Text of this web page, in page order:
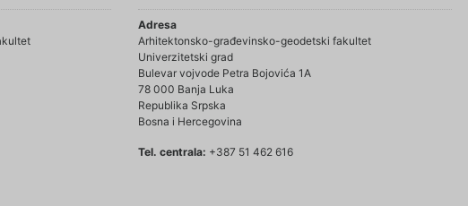
Adresa
Arhitektonsko-građevinsko-geodetski fakultet
Univerzitetski grad
Bulevar vojvode Petra Bojovića 1A
78 000 Banja Luka
Republika Srpska
Bosna i Hercegovina
Tel. centrala: +387 51 462 616